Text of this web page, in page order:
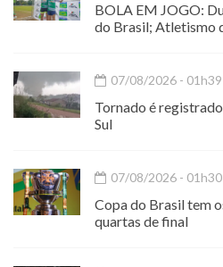
BOLA EM JOGO:
do Brasil; Atletismo
07/08/2026 - 01h39
Tornado é
Sul
07/08/2026 - 01h30
Copa do Brasil tem
quartas de final